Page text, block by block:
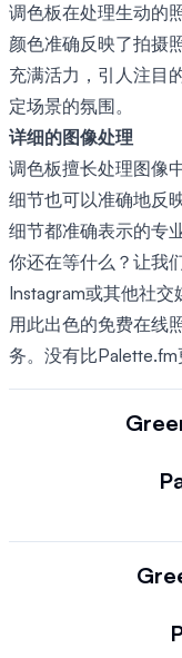
调色板在处理生动的
颜色准确反映了拍摄
充满活力，引人注目
定场景的氛围。
详细的图像处理
调色板擅长处理图像
细节也可以准确地反
细节都准确表示的专
你还在等什么？让我
Instagram或其他社
用此出色的免费在线
务。没有比Palette.fm